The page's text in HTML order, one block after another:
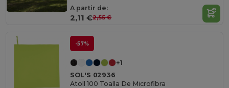
A partir de:
2,11 €2,55 €
-57%
+1
SOL'S 02936
Atoll 100 Toalla De Microfibra